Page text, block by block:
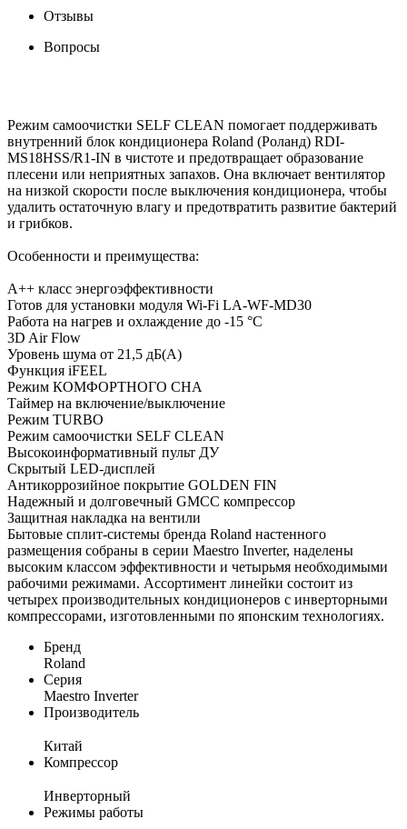
Отзывы
Вопросы
Режим самоочистки SELF CLEAN помогает поддерживать
внутренний блок кондиционера Roland (Роланд) RDI-
MS18HSS/R1-IN в чистоте и предотвращает образование
плесени или неприятных запахов. Она включает вентилятор
на низкой скорости после выключения кондиционера, чтобы
удалить остаточную влагу и предотвратить развитие бактерий
и грибков.
Особенности и преимущества:
А++ класс энергоэффективности
Готов для установки модуля Wi-Fi LA-WF-MD30
Работа на нагрев и охлаждение до -15 °С
3D Air Flow
Уровень шума от 21,5 дБ(А)
Функция iFEEL
Режим КОМФОРТНОГО СНА
Таймер на включение/выключение
Режим TURBO
Режим самоочистки SELF CLEAN
Высокоинформативный пульт ДУ
Скрытый LED-дисплей
Антикоррозийное покрытие GOLDEN FIN
Надежный и долговечный GMCC компрессор
Защитная накладка на вентили
Бытовые сплит-системы бренда Roland настенного
размещения собраны в серии Maestro Inverter, наделены
высоким классом эффективности и четырьмя необходимыми
рабочими режимами. Ассортимент линейки состоит из
четырех производительных кондиционеров с инверторными
компрессорами, изготовленными по японским технологиях.
Бренд
Roland
Серия
Maestro Inverter
Производитель
Китай
Компрессор
Инверторный
Режимы работы